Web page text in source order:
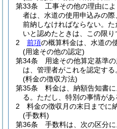
第33条
工事その他の理由に
者は、水道の使用申込みの
前納しなければならない。 た
いと認めたときは、この限り
2
前項の概算料金は、水道の
(用途その他の認定)
第34条
用途その他算定基準
は、管理者がこれを認定する
(料金の徴収方法)
第35条
料金は、納額告知書
る。 ただし、特別の事情があ
2
料金の徴収月の末日までに
(手数料)
第36条
手数料は、次の区分